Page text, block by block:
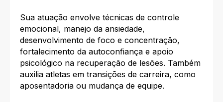
Sua atuação envolve técnicas de controle
emocional, manejo da ansiedade,
desenvolvimento de foco e concentração,
fortalecimento da autoconfiança e apoio
psicológico na recuperação de lesões. Também
auxilia atletas em transições de carreira, como
aposentadoria ou mudança de equipe.​